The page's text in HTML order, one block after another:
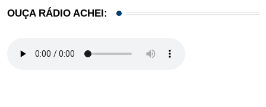
OUÇA RÁDIO ACHEI: